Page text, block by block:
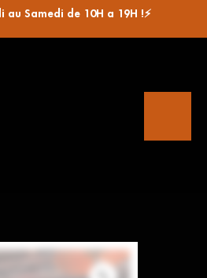
au Samedi de 10H a 19H !⚡